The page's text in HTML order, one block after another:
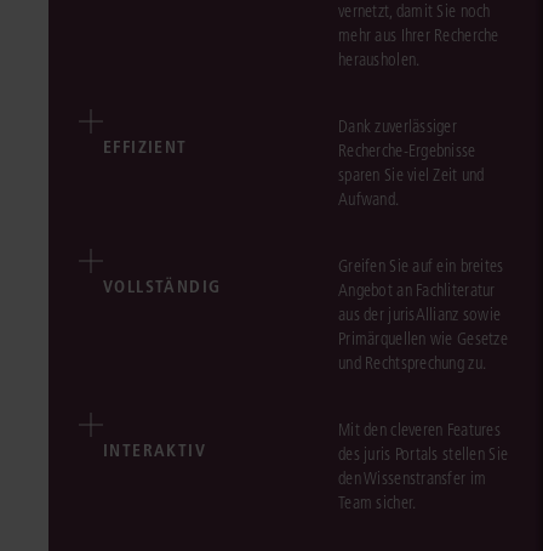
vernetzt, damit Sie noch
mehr aus Ihrer Recherche
herausholen.
EFFIZIENT
Dank zuverlässiger
Recherche-Ergebnisse
sparen Sie viel Zeit und
Aufwand.
VOLLSTÄNDIG
Greifen Sie auf ein breites
Angebot an Fachliteratur
aus der jurisAllianz sowie
Primärquellen wie Gesetze
und Rechtsprechung zu.
INTERAKTIV
Mit den cleveren Features
des juris Portals stellen Sie
den Wissenstransfer im
Team sicher.